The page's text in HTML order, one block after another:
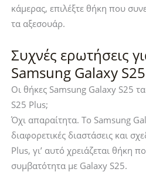
κάμερας, επιλέξτε θήκη που
τα αξεσουάρ.
Συχνές ερωτήσεις
Samsung Galaxy S25
Οι θήκες Samsung Galaxy S25
S25 Plus;
Όχι απαραίτητα. Το Samsung
διαφορετικές διαστάσεις και
Plus, γι’ αυτό χρειάζεται θήκη
συμβατότητα με Galaxy S25.